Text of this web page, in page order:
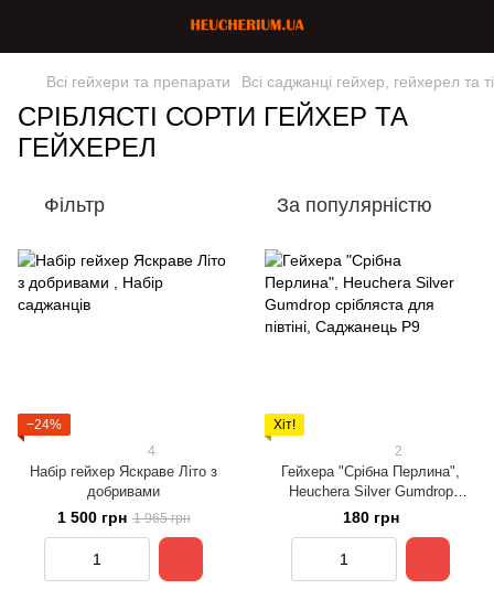
Всі гейхери та препарати Всі саджанці гейхер, гейхерел та
СРІБЛЯСТІ СОРТИ ГЕЙХЕР ТА
ГЕЙХЕРЕЛ
Фільтр За популярністю
−24%
4
Набір гейхер Яскраве Літо з
добривами
1 500 грн 1 965 грн
Хіт!
2
Гейхера "Срібна Перлина",
Heuchera Silver Gumdrop
срібляста для півтіні
180 грн